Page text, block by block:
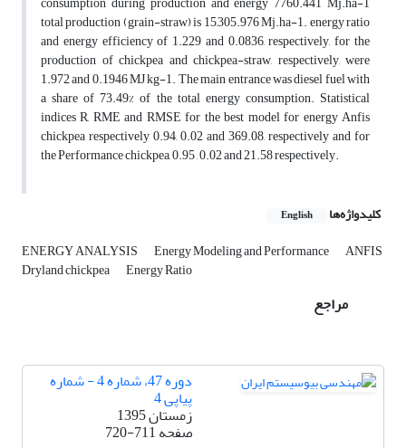
total production (grain-straw) is 15,305.976 Mj.ha-1. energy ratio
and energy efficiency of 1.229 and 0.0836, respectively, for the
production of chickpea and chickpea-straw, respectively, were
1.972 and 0.1946 MJ kg-1. The main entrance was diesel fuel with
a share of 73.49% of the total energy consumption. Statistical
indices R, RME and RMSE for the best model for energy Anfis
chickpea respectively 0.94, 0.02 and 369.08, respectively and for
the Performance chickpea, 0.95 , 0.02 and 21.58 respectively.
کلیدواژه‌ها English
ENERGY ANALYSIS Energy Modeling and Performance ANFIS
Dryland chickpea Energy Ratio
مراجع
دوره 47، شماره 4 - شماره
پیاپی 4
زمستان 1395
صفحه720-711